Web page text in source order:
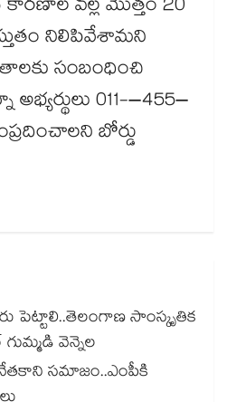
కారణాల వల్ల మొత్తం 20
నిలిపివేశామని
సంబంధించి
011-–455–
బోర్డు
పెట్టాలి..తెలంగాణ సాంస్కృతిక
వెన్నెల
నేతకాని సమాజం..ఎంపీకి